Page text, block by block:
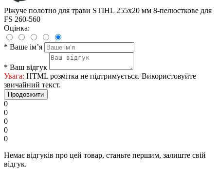
Ріжуче полотно для трави STIHL 255х20 мм 8-пелюсткове для
FS 260-560
Оцінка:
* Ваше ім’я
* Ваш відгук
Увага: HTML розмітка не підтримується. Використовуйте
звичайний текст.
Продовжити
0
0
0
0
0
Немає відгуків про цей товар, станьте першим, залиште свій
відгук.